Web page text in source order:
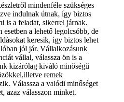
mindenféle szükséges
indulnak útnak, így biztos
is a feladat, sikerrel járnak.
esetben a lehető legolcsóbb, de
keresik, így biztos lehet
jól jár. Vállalkozásunk
vállal, válassza ön is a
kizárólag kiváló minőségű
remek
Válassza a valódi minőséget
azaz válasszon minket.